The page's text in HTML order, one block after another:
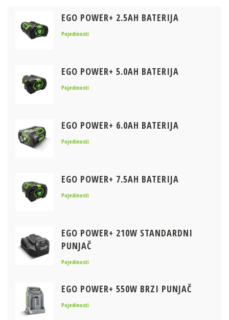
EGO POWER+ 2.5AH BATERIJA
Pojedinosti
EGO POWER+ 5.0AH BATERIJA
Pojedinosti
EGO POWER+ 6.0AH BATERIJA
Pojedinosti
EGO POWER+ 7.5AH BATERIJA
Pojedinosti
EGO POWER+ 210W STANDARDNI
PUNJAČ
Pojedinosti
EGO POWER+ 550W BRZI PUNJAČ
Pojedinosti